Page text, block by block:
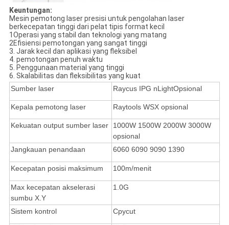
Keuntungan:
Mesin pemotong laser presisi untuk pengolahan laser
berkecepatan tinggi dari pelat tipis format kecil
1Operasi yang stabil dan teknologi yang matang
2Efisiensi pemotongan yang sangat tinggi
3. Jarak kecil dan aplikasi yang fleksibel
4. pemotongan penuh waktu
5. Penggunaan material yang tinggi
6. Skalabilitas dan fleksibilitas yang kuat
Sumber laser
Raycus IPG nLightOpsional
Kepala pemotong laser Raytools WSX opsional
Kekuatan output sumber laser
1000W 1500W 2000W 3000W
opsional
Jangkauan penandaan
6060 6090 9090 1390
Kecepatan posisi maksimum 100m/menit
Max kecepatan akselerasi
sumbu X.Y
1.0G
Sistem kontrol Cpycut